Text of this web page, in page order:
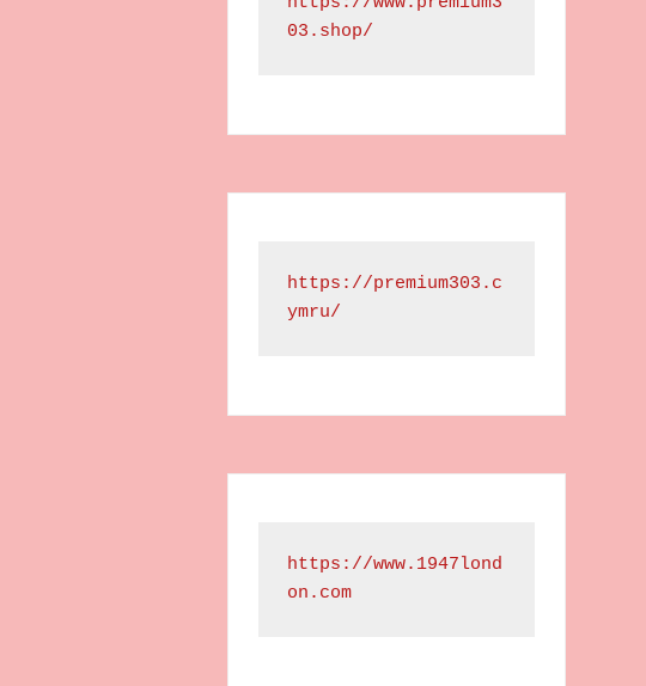
03.shop/
https://premium303.c
ymru/
https://www.1947lond
on.com